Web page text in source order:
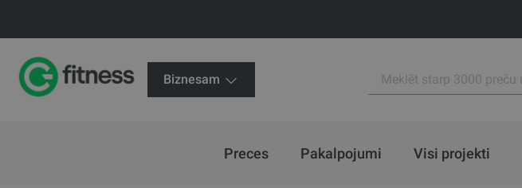
Biznesam
Preces Pakalpojumi Visi projekti